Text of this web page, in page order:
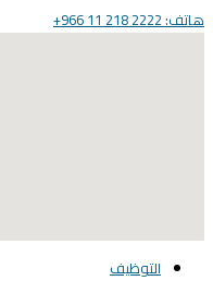
2222 218 11 966+
elegant media icon
التوظيف